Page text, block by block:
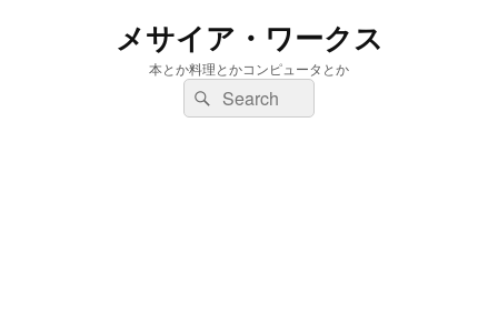
メサイア・ワークス
本とか料理とかコンピュータとか
検
索:
検
索